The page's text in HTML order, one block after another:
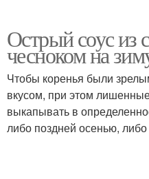
Острый соус из
чесноком на
Чтобы коренья были
вкусом, при этом
выкапывать в
либо поздней осенью,